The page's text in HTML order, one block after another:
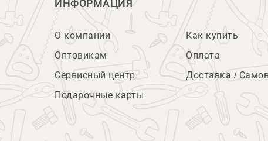
ИНФОРМАЦИЯ
О компании
Оптовикам
Сервисный центр
Подарочные карты
Как купить
Оплата
Доставка /